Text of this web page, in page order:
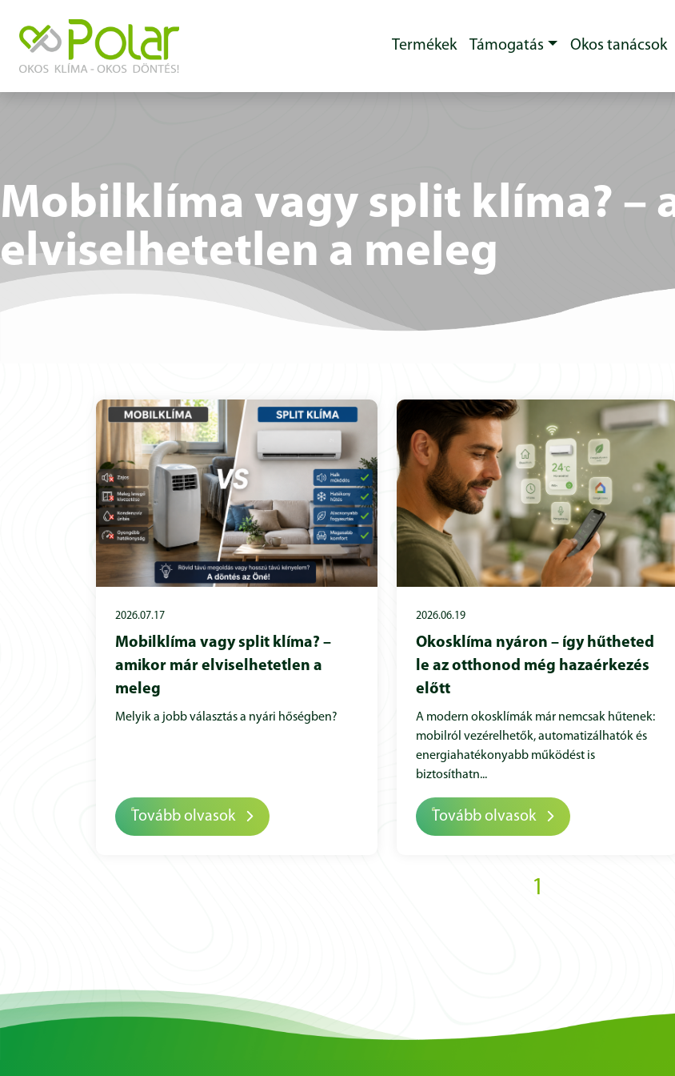
Termékek Támogatás Okos tanácsok
Mobilklíma vagy split klíma? –
elviselhetetlen a meleg
2026.07.17
Mobilklíma vagy split klíma? –
amikor már elviselhetetlen a
meleg
Melyik a jobb választás a nyári hőségben?
Tovább olvasok
2026.06.19
Okosklíma nyáron – így hűtheted
le az otthonod még hazaérkezés
előtt
A modern okosklímák már nemcsak hűtenek:
mobilról vezérelhetők, automatizálhatók és
energiahatékonyabb működést is
biztosíthatn...
Tovább olvasok
1